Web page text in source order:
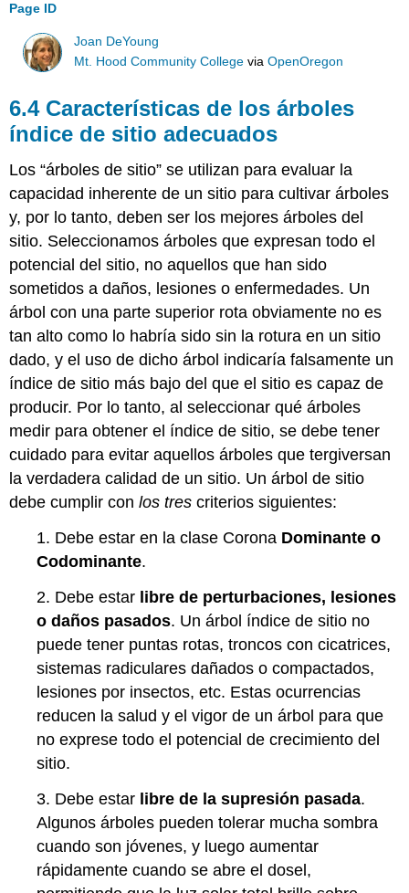
Page ID
Joan DeYoung
Mt. Hood Community College viaOpenOregon
6.4 Características de los árboles
índice de sitio adecuados
Los “árboles de sitio” se utilizan para evaluar la
capacidad inherente de un sitio para cultivar árboles
y, por lo tanto, deben ser los mejores árboles del
sitio. Seleccionamos árboles que expresan todo el
potencial del sitio, no aquellos que han sido
sometidos a daños, lesiones o enfermedades. Un
árbol con una parte superior rota obviamente no es
tan alto como lo habría sido sin la rotura en un sitio
dado, y el uso de dicho árbol indicaría falsamente un
índice de sitio más bajo del que el sitio es capaz de
producir. Por lo tanto, al seleccionar qué árboles
medir para obtener el índice de sitio, se debe tener
cuidado para evitar aquellos árboles que tergiversan
la verdadera calidad de un sitio. Un árbol de sitio
debe cumplir conlos tres criterios siguientes:
1. Debe estar en la clase Corona Dominante o
Codominante.
2. Debe estar libre de perturbaciones, lesiones
o daños pasados. Un árbol índice de sitio no
puede tener puntas rotas, troncos con cicatrices,
sistemas radiculares dañados o compactados,
lesiones por insectos, etc. Estas ocurrencias
reducen la salud y el vigor de un árbol para que
no exprese todo el potencial de crecimiento del
sitio.
3. Debe estar libre de la supresión pasada.
Algunos árboles pueden tolerar mucha sombra
cuando son jóvenes, y luego aumentar
rápidamente cuando se abre el dosel,